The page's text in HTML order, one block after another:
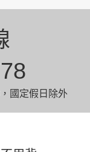
國定假日除外